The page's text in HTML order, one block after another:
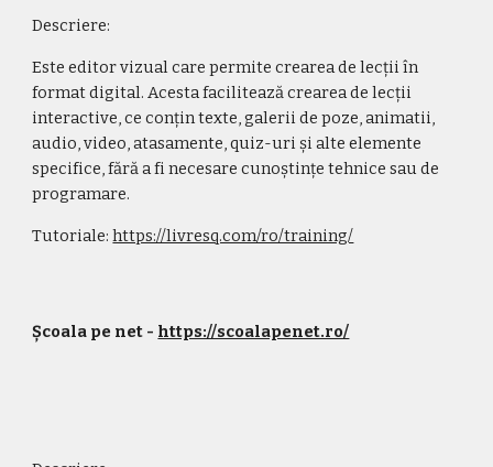
Descriere:
Este editor vizual care permite crearea de lecții în
format digital. Acesta facilitează crearea de lecții
interactive, ce conțin texte, galerii de poze, animatii,
audio, video, atasamente, quiz-uri și alte elemente
specifice, fără a fi necesare cunoștințe tehnice sau de
programare.
Tutoriale: https://livresq.com/ro/training/
Școala pe net - https://scoalapenet.ro/